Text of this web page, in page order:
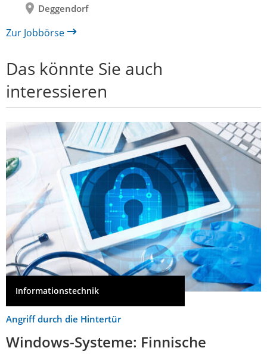
Deggendorf
Zur Jobbörse
Das könnte Sie auch
interessieren
Informationstechnik
Angriff durch die Hintertür
Windows-Systeme: Finnische